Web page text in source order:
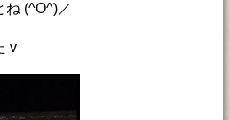
ね (^O^)／
v